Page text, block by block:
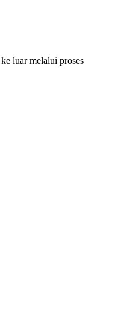
luar melalui proses